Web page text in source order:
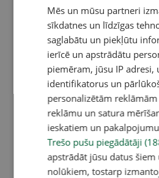
Mēs un mūsu partneri
sīkdatnes un līdzīgas
saglabātu un piekļūtu
ierīcē un apstrādātu
piemēram, jūsu IP adresi,
identifikatorus un
personalizētām
reklāmu un satura
ieskatiem un
Trešo pušu piegādātāji
apstrādāt jūsu datus šiem
nolūkiem, tostarp